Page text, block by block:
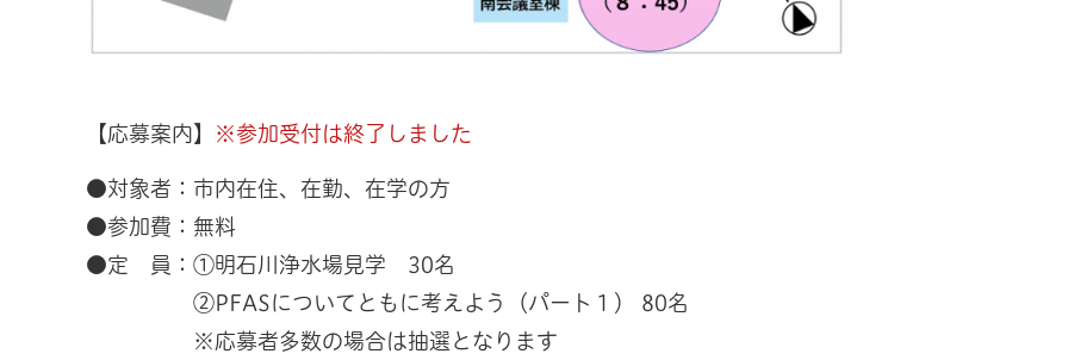
【応募案内】 ※参加受付は終了しました
●対象者：市内在住、在勤、在学の方
●参加費：無料
●定 員：①明石川浄水場見学 30名
②PFASについてともに考えよう（パート１） 80名
※応募者多数の場合は抽選となります